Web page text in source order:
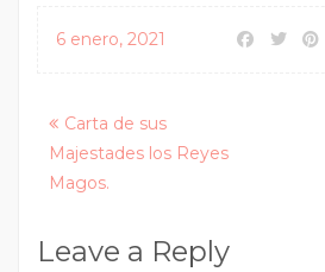
6 enero, 2021
Posts
navigation
Carta de sus
Majestades los Reyes
Magos.
Leave a Reply